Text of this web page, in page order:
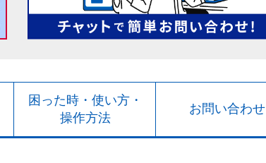
困った時・使い方・
操作方法
お問い合わせ